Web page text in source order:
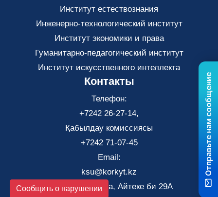
Институт естествознания
Инженерно-технологический институт
Институт экономики и права
Гуманитарно-педагогический институт
Институт искусственного интеллекта
Контакты
Телефон:
+7242 26-27-14,
Қабылдау комиссиясы
+7242 71-07-45
Email:
ksu@korkyt.kz
Город Кызылорда, Айтеке би 29А
Сообщить о нарушении
Отправьте нам сообщение